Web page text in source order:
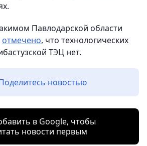
Павлодарской области
отмечено, что технологических
ТЭЦ нет.
новостью
в Google, чтобы
новости первым